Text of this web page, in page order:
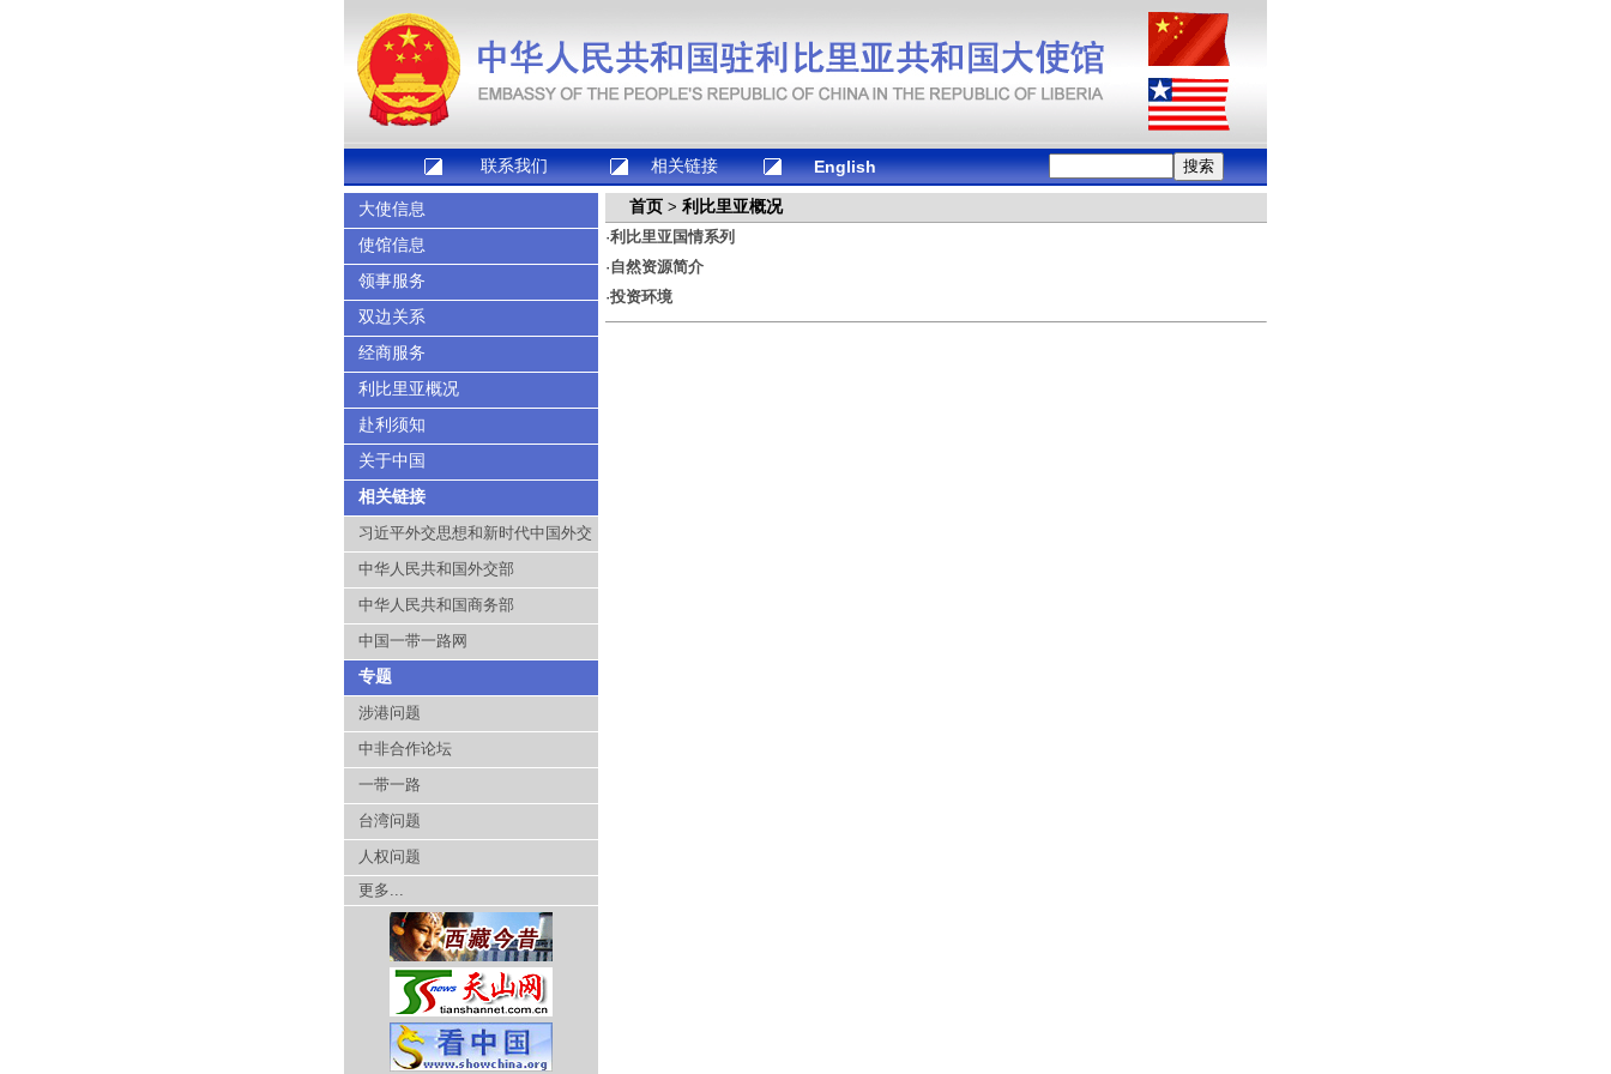
联系我们 相关链接 English
大使信息
使馆信息
领事服务
双边关系
经商服务
利比里亚概况
赴利须知
关于中国
相关链接
习近平外交思想和新时代中国外交
中华人民共和国外交部
中华人民共和国商务部
中国一带一路网
专题
涉港问题
中非合作论坛
一带一路
台湾问题
人权问题
更多...
首页 > 利比里亚概况
·利比里亚国情系列
·自然资源简介
·投资环境